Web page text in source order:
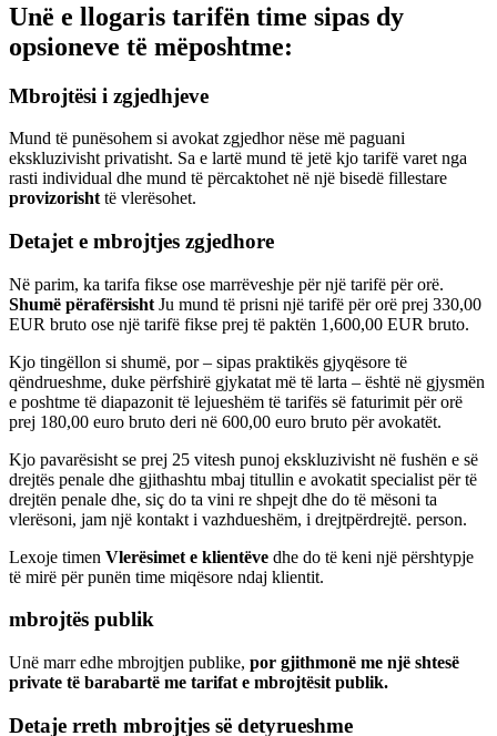
Unë e llogaris tarifën time sipas dy
opsioneve të mëposhtme:
Mbrojtësi i zgjedhjeve
Mund të punësohem si avokat zgjedhor nëse më paguani
ekskluzivisht privatisht. Sa e lartë mund të jetë kjo tarifë varet nga
rasti individual dhe mund të përcaktohet në një bisedë fillestare
provizorisht të vlerësohet.
Detajet e mbrojtjes zgjedhore
Në parim, ka tarifa fikse ose marrëveshje për një tarifë për orë.
Shumë përafërsisht Ju mund të prisni një tarifë për orë prej 330,00
EUR bruto ose një tarifë fikse prej të paktën 1,600,00 EUR bruto.
Kjo tingëllon si shumë, por – sipas praktikës gjyqësore të
qëndrueshme, duke përfshirë gjykatat më të larta – është në gjysmën
e poshtme të diapazonit të lejueshëm të tarifës së faturimit për orë
prej 180,00 euro bruto deri në 600,00 euro bruto për avokatët.
Kjo pavarësisht se prej 25 vitesh punoj ekskluzivisht në fushën e së
drejtës penale dhe gjithashtu mbaj titullin e avokatit specialist për të
drejtën penale dhe, siç do ta vini re shpejt dhe do të mësoni ta
vlerësoni, jam një kontakt i vazhdueshëm, i drejtpërdrejtë. person.
Lexoje timen Vlerësimet e klientëve dhe do të keni një përshtypje
të mirë për punën time miqësore ndaj klientit.
mbrojtës publik
Unë marr edhe mbrojtjen publike, por gjithmonë me një shtesë
private të barabartë me tarifat e mbrojtësit publik.
Detaje rreth mbrojtjes së detyrueshme